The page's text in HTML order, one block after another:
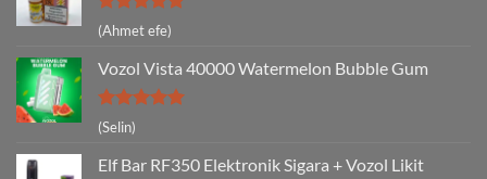
5 üzerinden
5
(Ahmet efe)
Vozol Vista 40000 Watermelon Bubble Gum
5 üzerinden
5
oy aldı
(Selin)
Elf Bar RF350 Elektronik Sigara + Vozol Likit